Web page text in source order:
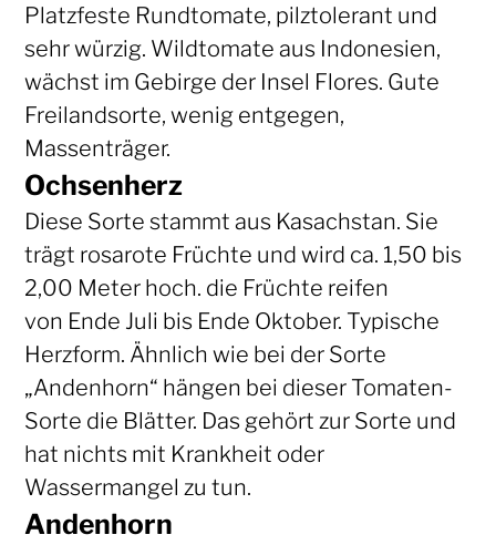
Platzfeste Rundtomate, pilztolerant und
sehr würzig. Wildtomate aus Indonesien,
wächst im Gebirge der Insel Flores. Gute
Freilandsorte, wenig entgegen,
Massenträger.
Ochsenherz
Diese Sorte stammt aus Kasachstan. Sie
trägt rosarote Früchte und wird ca. 1,50 bis
2,00 Meter hoch. die Früchte reifen
von Ende Juli bis Ende Oktober. Typische
Herzform. Ähnlich wie bei der Sorte
„Andenhorn“ hängen bei dieser Tomaten-
Sorte die Blätter. Das gehört zur Sorte und
hat nichts mit Krankheit oder
Wassermangel zu tun.
Andenhorn